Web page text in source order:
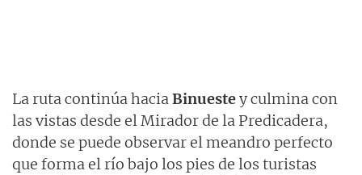
La ruta continúa haciaBinuestey culmina con
las vistas desde el Mirador de la Predicadera,
donde se puede observar el meandro perfecto
que forma el río bajo los pies de los turistas